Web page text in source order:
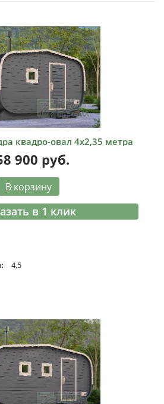
квадро-овал 4х2,35 метра
900 руб.
В корзину
в 1 клик
4,5